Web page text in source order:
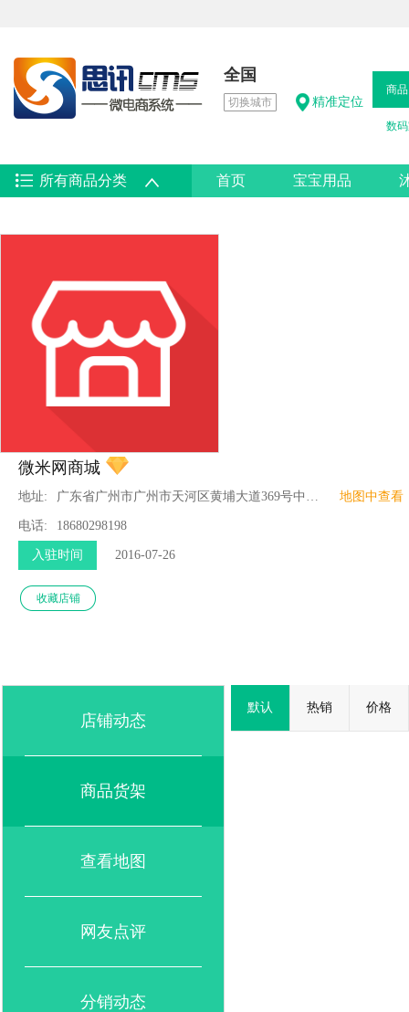
全国
切换城市 精准定位
商品
数
所有商品分类 首页 宝宝用品
微米网商城
地址: 广东省广州市广州市天河区黄埔大道369号中铁大厦金桥电商创业城三楼3024 地图中查看
电话: 18680298198
入驻时间 2016-07-26
收藏店铺
店铺动态
商品货架
查看地图
网友点评
分销动态
默认 热销 价格